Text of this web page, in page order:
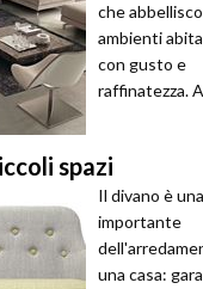
che
ambienti
con gusto e
raffinatezza.
spazi
Il divano è
importante
una casa: